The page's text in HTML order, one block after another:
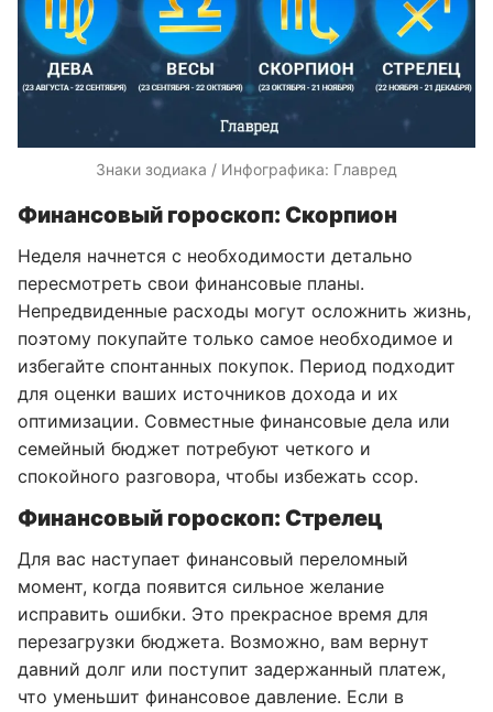
Знаки зодиака / Инфографика: Главред
Финансовый гороскоп: Скорпион
Неделя начнется с необходимости детально
пересмотреть свои финансовые планы.
Непредвиденные расходы могут осложнить жизнь,
поэтому покупайте только самое необходимое и
избегайте спонтанных покупок. Период подходит
для оценки ваших источников дохода и их
оптимизации. Совместные финансовые дела или
семейный бюджет потребуют четкого и
спокойного разговора, чтобы избежать ссор.
Финансовый гороскоп: Стрелец
Для вас наступает финансовый переломный
момент, когда появится сильное желание
исправить ошибки. Это прекрасное время для
перезагрузки бюджета. Возможно, вам вернут
давний долг или поступит задержанный платеж,
что уменьшит финансовое давление. Если в